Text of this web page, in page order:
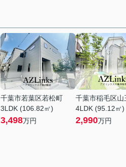
千葉市若葉区若松町
3LDK (106.82㎡)
3,498万円
千葉市稲毛区山
4LDK (95.12㎡)
2,990万円